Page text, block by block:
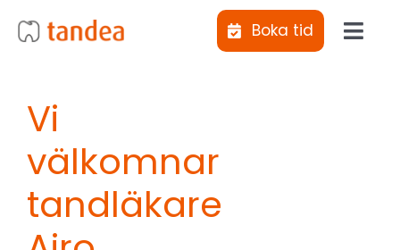
Boka tid
Vi
välkomnar
tandläkare